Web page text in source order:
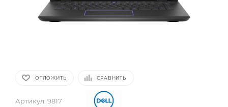
ОТЛОЖИТЬ СРАВНИТЬ
Артикул: 9817